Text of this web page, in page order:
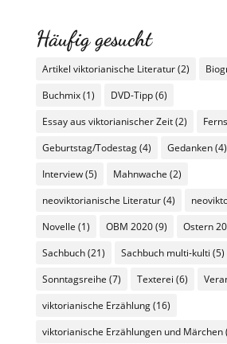
Häufig gesucht
Artikel viktorianische Literatur(2)
Buchmix(1) DVD-Tipp(6)
Essay aus viktorianischer Zeit(2)
Geburtstag/Todestag(4) Gedanken(4)
Interview(5) Mahnwache (2)
neoviktorianische Literatur(4)
Novelle (1) OBM 2020(9) Ostern
Sachbuch(21) Sachbuch multi-kulti (5)
Sonntagsreihe (7) Texterei (6)
viktorianische Erzählung(16)
viktorianische Erzählungen und Märchen